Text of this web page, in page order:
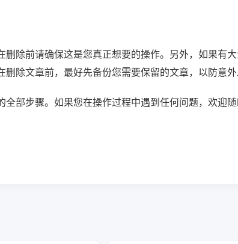
删除前请确保这是您真正想要的操作。另外，如果有
删除文章前，最好先备份您需要保留的文章，以防意
全部步骤。如果您在操作过程中遇到任何问题，欢迎